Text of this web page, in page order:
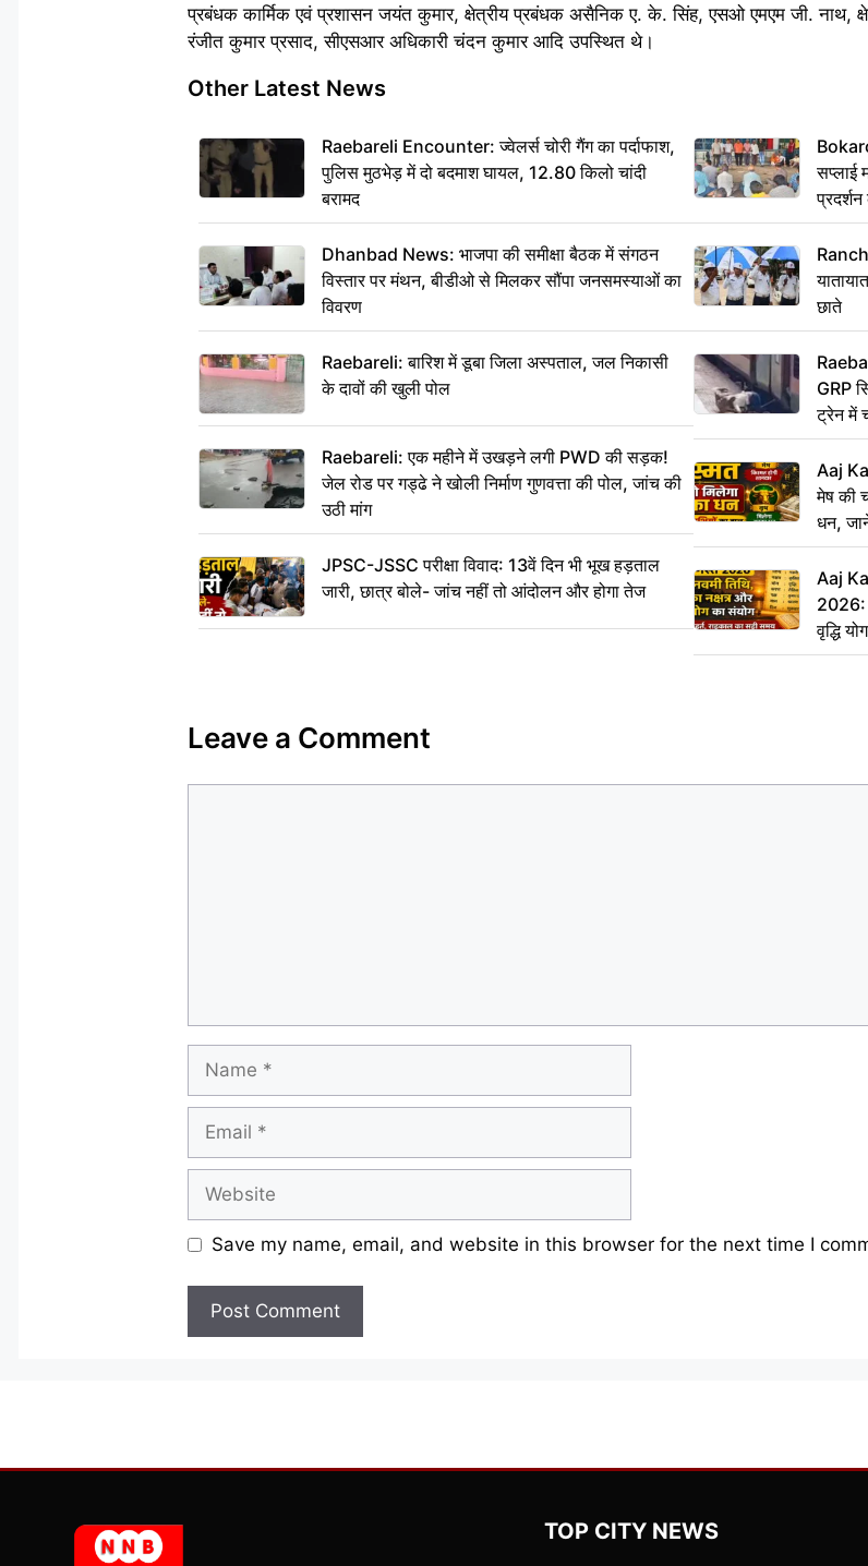
प्रबंधक कार्मिक एवं प्रशासन जयंत कुमार, क्षेत्रीय प्रबंधक असैनिक ए. के. सिंह, एसओ एमएम जी. नाथ,
रंजीत कुमार प्रसाद, सीएसआर अधिकारी चंदन कुमार आदि उपस्थित थे।
Other Latest News
Raebareli Encounter: ज्वेलर्स चोरी गैंग का पर्दाफाश,
पुलिस मुठभेड़ में दो बदमाश घायल, 12.80 किलो चांदी
बरामद
Dhanbad News: भाजपा की समीक्षा बैठक में संगठन
विस्तार पर मंथन, बीडीओ से मिलकर सौंपा जनसमस्याओं का
विवरण
Raebareli: बारिश में डूबा जिला अस्पताल, जल निकासी
के दावों की खुली पोल
Raebareli: एक महीने में उखड़ने लगी PWD की सड़क!
जेल रोड पर गड्ढे ने खोली निर्माण गुणवत्ता की पोल, जांच की
उठी मांग
JPSC-JSSC परीक्षा विवाद: 13वें दिन भी भूख हड़ताल
जारी, छात्र बोले- जांच नहीं तो आंदोलन और होगा तेज
सप्लाई
छाते
GRP
ट्रेन में
Aaj
मेष की
धन,
Aaj
2026:
वृद्धि
का
Leave a Comment
Save my name, email, and website in this browser for the next time I
TOP CITY NEWS